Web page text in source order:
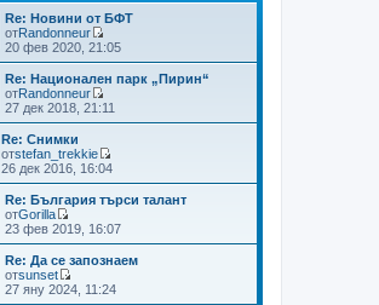
Re: Новини от БФТ
отRandonneur
В
и
ж
п
о
с
е
д
н
т
м
н
е
и
20 фев 2020, 21:05
Re: Национален парк „Пирин“
отRandonneur
В
и
п
о
с
е
д
н
т
м
27 дек 2018, 21:11
Re: Снимки
отstefan_trekkie
и
ж
п
о
с
е
д
н
26 дек 2016, 16:04
Re: България търси талант
отGorilla
В
и
ж
п
о
с
23 фев 2019, 16:07
Re: Да се запознаем
отsunset
В
и
27 яну 2024, 11:24